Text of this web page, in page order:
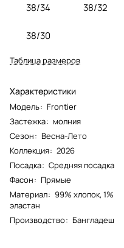
38/34 38/32
38/30
Таблица размеров
Характеристики
Модель: Frontier
Застежка: молния
Сезон: Весна-Лето
Коллекция: 2026
Посадка: Средняя посадка
Фасон: Прямые
Материал: 99% хлопок, 1%
эластан
Производство: Бангладеш